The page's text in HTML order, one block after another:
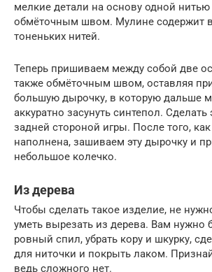
мелкие детали на основу одной
обмёточным швом. Мулине содержит
тоненьких нитей.
Теперь пришиваем между собой две
также обмёточным швом, оставляя
большую дырочку, в которую дальше
аккуратно засунуть синтепол.
задней стороной игры. После того,
наполнена, зашиваем эту дырочку и
небольшое колечко.
Из дерева
Чтобы сделать такое изделие, не
уметь вырезать из дерева. Вам нужно
ровный спил, убрать кору и шкурку,
для ниточки и покрыть лаком.
ведь сложного нет.